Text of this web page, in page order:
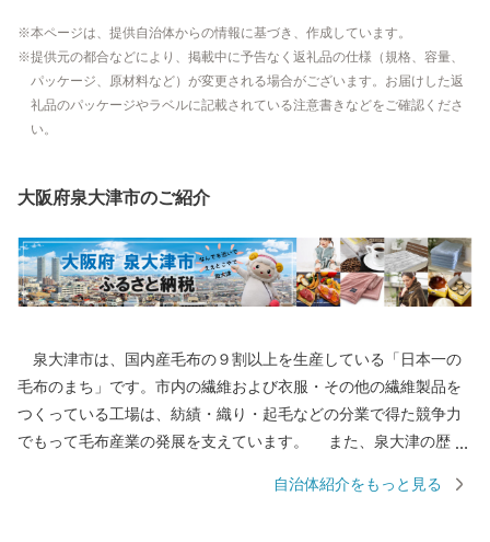
本ページは、提供自治体からの情報に基づき、作成しています。
提供元の都合などにより、掲載中に予告なく返礼品の仕様（規格、容量、
パッケージ、原材料など）が変更される場合がございます。お届けした返
礼品のパッケージやラベルに記載されている注意書きなどをご確認くださ
い。
大阪府泉大津市のご紹介
泉大津市は、国内産毛布の９割以上を生産している「日本一の
毛布のまち」です。市内の繊維および衣服・その他の繊維製品を
つくっている工場は、紡績・織り・起毛などの分業で得た競争力
でもって毛布産業の発展を支えています。 また、泉大津の歴史
ていました。交通の要として人の往来も多く、随筆や紀行の中に
自治体紹介をもっと見る